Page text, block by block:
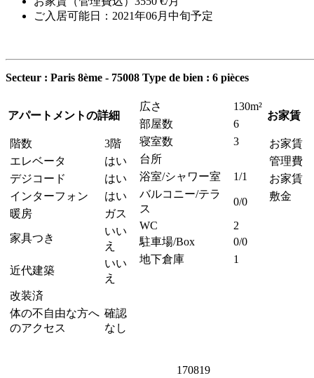
ご入居可能日：2021年06月中旬予定
Secteur : Paris 8ème - 75008 Type de bien : 6 pièces
アパートメントの詳細
階数
3階
エレベータ
はい
デジコード
はい
インターフォン
はい
暖房
ガス
家具つき
いい
え
近代建築
いい
え
改装済
体の不自由な方へ
のアクセス
確認
なし
広さ
130m²
部屋数
6
寝室数
3
台所
浴室/シャワー室
1/1
バルコニー/テラ
ス
0/0
WC
2
駐車場/Box
0/0
地下倉庫
1
お家賃
お家賃
管理費
お家賃
敷金
170819